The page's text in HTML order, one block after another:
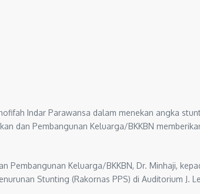
Indar Parawansa dalam menekan angka
dan Pembangunan Keluarga/BKKBN
Keluarga/BKKBN, Dr. Minhaji,
Stunting (Rakornas PPS) di Auditorium J.